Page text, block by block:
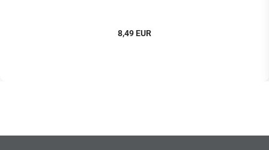
8,49 EUR